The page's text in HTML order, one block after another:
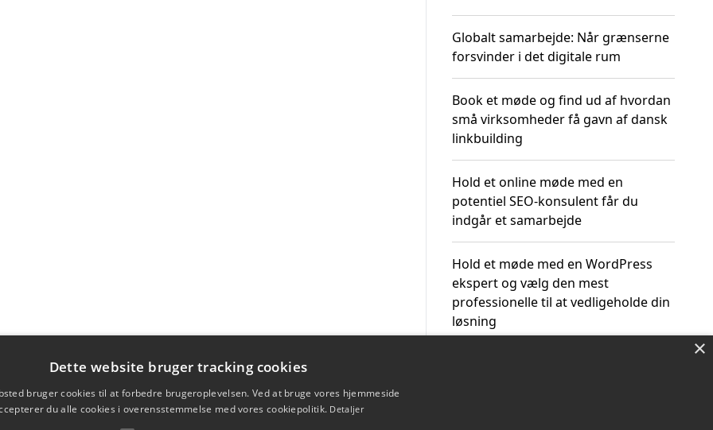
Globalt samarbejde: Når grænserne
forsvinder i det digitale rum
Book et møde og find ud af hvordan
små virksomheder få gavn af dansk
linkbuilding
Hold et online møde med en
potentiel SEO-konsulent får du
indgår et samarbejde
Hold et møde med en WordPress
ekspert og vælg den mest
professionelle til at vedligeholde din
løsning
×
Dette website bruger tracking cookies
bruger cookies til at forbedre brugeroplevelsen. Ved at bruge vores hjemmeside
du alle cookies i overensstemmelse med vores cookiepolitik. Detaljer